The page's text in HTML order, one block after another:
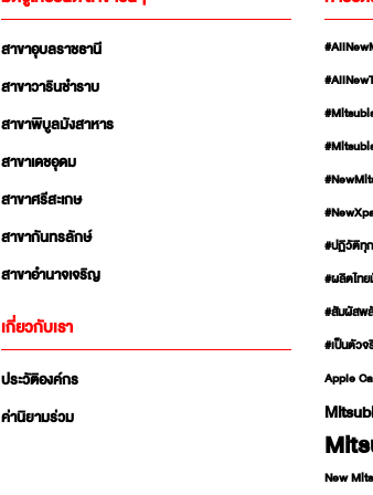
สาขาอุบลราชธานี
สาขาวารินชำราบ
สาขาพิบูลมังสาหาร
สาขาเดชอุดม
สาขาศรีสะเกษ
สาขากันทรลักษ์
สาขาอำนาจเจริญ
เกี่ยวกับเรา
ประวัติองค์กร
ค่านิยามร่วม
#ปฏิวัติทุ
#ผลิตไท
#สัมผัสพลั
#เป็นตัวจ
Apple
New